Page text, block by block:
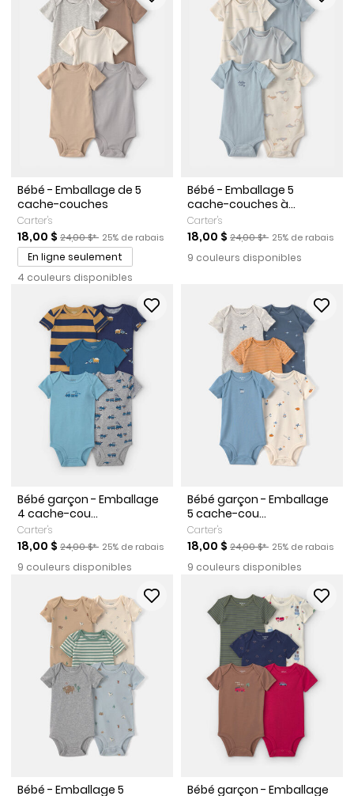
Bébé - Emballage de 5
cache-couches
Carter's
Prix de solde
18,00 $ Prix ​​de détail suggéré par le fabricant
24,00 $* Pourcentage de rabais
25% de rabais
En ligne seulement
4 couleurs disponibles
Bébé - Emballage 5
cache-couches à...
Carter's
Prix de solde
18,00 $ Prix ​​de détail suggéré par
24,00 $* Pourcentage de
25% de rabais
9 couleurs disponibles
Bébé garçon - Emballage
4 cache-cou...
Carter's
Prix de solde
18,00 $ Prix ​​de détail suggéré par le fabricant
24,00 $* Pourcentage de rabais
25% de rabais
9 couleurs disponibles
Bébé garçon - Emballage
5 cache-cou...
Carter's
Prix de solde
18,00 $ Prix ​​de détail suggéré par
24,00 $* Pourcentage de
25% de rabais
9 couleurs disponibles
Bébé - Emballage 5
Bébé garçon - Emballage